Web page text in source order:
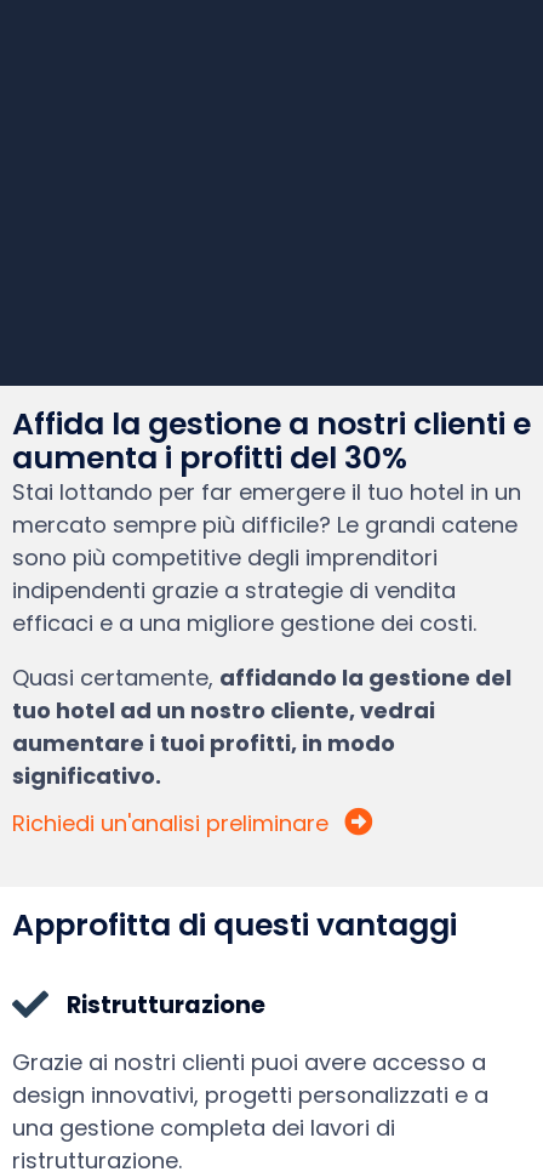
Affida la gestione a nostri clienti e
aumenta i profitti del 30%
Stai lottando per far emergere il tuo hotel in un
mercato sempre più difficile? Le grandi catene
sono più competitive degli imprenditori
indipendenti grazie a strategie di vendita
efficaci e a una migliore gestione dei costi.
Quasi certamente, affidando la gestione del
tuo hotel ad un nostro cliente, vedrai
aumentare i tuoi profitti, in modo
significativo.
Richiedi un'analisi preliminare
Approfitta di questi vantaggi
Ristrutturazione
Grazie ai nostri clienti puoi avere accesso a
design innovativi, progetti personalizzati e a
una gestione completa dei lavori di
ristrutturazione.